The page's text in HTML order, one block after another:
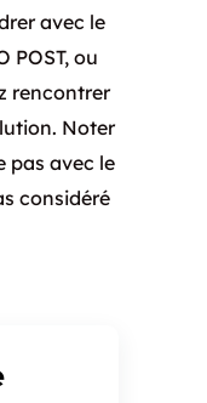
avec le
POST, ou
rencontrer
Noter
pas avec le
considéré